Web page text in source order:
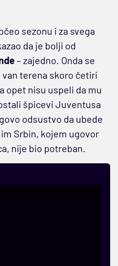
sezonu i za svega
da je bolji od
– zajedno. Onda se
terena skoro četiri
opet nisu uspeli da mu
špicevi Juventusa
odsustvo da ubede
Srbin, kojem ugovor
nije bio potreban.